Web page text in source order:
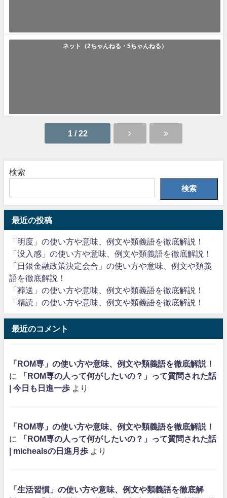
ネット（2ちゃんねる・5ちゃんねる）
1 / 22
検索
検索
最近の投稿
「明度」の使い方や意味、例文や類義語を徹底解説！
「没入感」の使い方や意味、例文や類義語を徹底解説！
「日銀金融政策決定会合」の使い方や意味、例文や類義
語を徹底解説！
「葬送」の使い方や意味、例文や類義語を徹底解説！
「精読」の使い方や意味、例文や類義語を徹底解説！
最近のコメント
「ROM専」の使い方や意味、例文や類義語を徹底解説！
に
「ROM専の人って何がしたいの？」って質問された話
| 今日も日進一歩 より
「ROM専」の使い方や意味、例文や類義語を徹底解説！
に
「ROM専の人って何がしたいの？」って質問された話
| michealsの日進月歩 より
「生活習慣」の使い方や意味、例文や類義語を徹底解